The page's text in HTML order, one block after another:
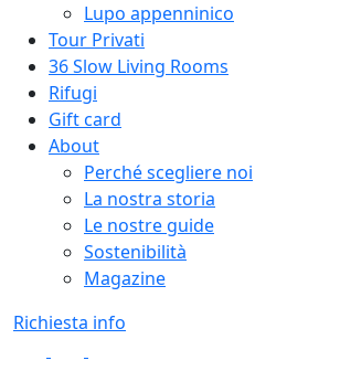
Lupo appenninico
Tour Privati
36 Slow Living Rooms
Rifugi
Gift card
About
Perché scegliere noi
La nostra storia
Le nostre guide
Sostenibilità
Magazine
Richiesta info